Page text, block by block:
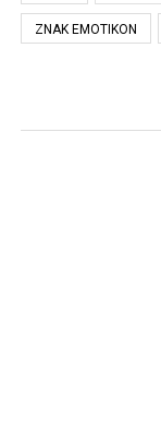
ZNAK EMOTIKON